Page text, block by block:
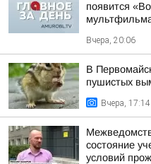
появится
Вчера, 20:06
В
пушистых
Вчера, 17:14
состояние
условий